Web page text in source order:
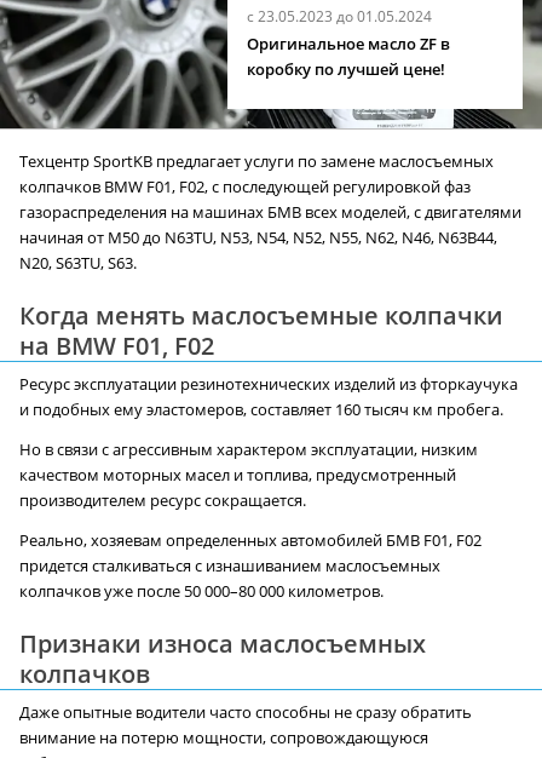
с 23.05.2023 до 01.05.2024
Оригинальное масло ZF в
коробку по лучшей цене!
Техцентр SportKB предлагает услуги по замене маслосъемных
колпачков BMW F01, F02, с последующей регулировкой фаз
газораспределения на машинах БМВ всех моделей, с двигателями
начиная от M50 до N63TU, N53, N54, N52, N55, N62, N46, N63B44,
N20, S63TU, S63.
Когда менять маслосъемные колпачки
на BMW F01, F02
Ресурс эксплуатации резинотехнических изделий из фторкаучука
и подобных ему эластомеров, составляет 160 тысяч км пробега.
Но в связи с агрессивным характером эксплуатации, низким
качеством моторных масел и топлива, предусмотренный
производителем ресурс сокращается.
Реально, хозяевам определенных автомобилей БМВ F01, F02
придется сталкиваться с изнашиванием маслосъемных
колпачков уже после 50 000–80 000 километров.
Признаки износа маслосъемных
колпачков
Даже опытные водители часто способны не сразу обратить
внимание на потерю мощности, сопровождающуюся